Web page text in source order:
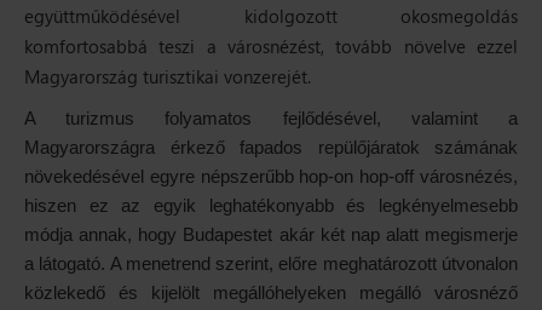
együttműködésével kidolgozott okosmegoldás
komfortosabbá teszi a városnézést, tovább növelve ezzel
Magyarország turisztikai vonzerejét.
A turizmus folyamatos fejlődésével, valamint a
Magyarországra érkező fapados repülőjáratok számának
növekedésével egyre népszerűbb hop-on hop-off városnézés,
hiszen ez az egyik leghatékonyabb és legkényelmesebb
módja annak, hogy Budapestet akár két nap alatt megismerje
a látogató. A menetrend szerint, előre meghatározott útvonalon
közlekedő és kijelölt megállóhelyeken megálló városnéző